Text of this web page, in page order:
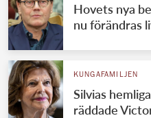
Hovets nya
nu förändras
KUNGAFAMILJEN
Silvias
räddade